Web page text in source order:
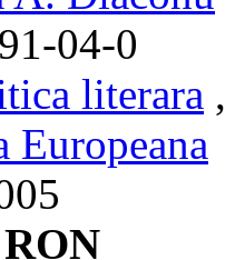
04-0
literara
Europeana
RON